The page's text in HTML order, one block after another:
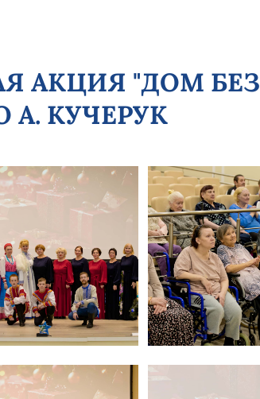
АКЦИЯ "ДОМ БЕЗ
А. КУЧЕРУК